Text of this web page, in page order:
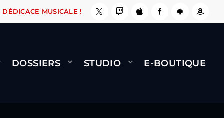
ÇA LE FAIT ! NAMI BERNARD MINET - FLY
DÉDICACE MUSICALE !
DOSSIERS STUDIO E-BOUTIQUE